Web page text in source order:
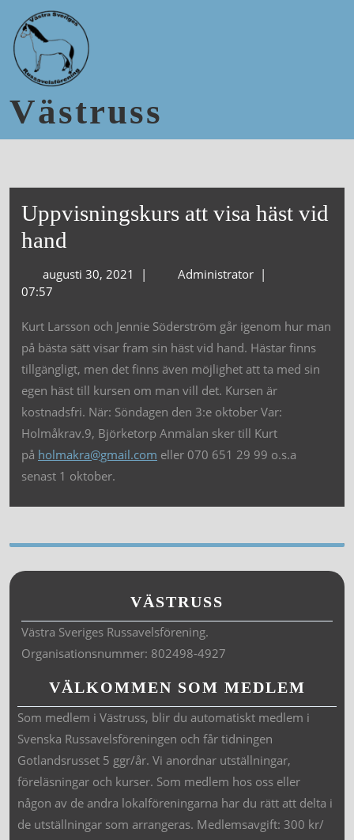
Västruss
Uppvisningskurs att visa häst vid
hand
augusti 30, 2021 | Administrator |
07:57
Kurt Larsson och Jennie Söderström går igenom hur man
på bästa sätt visar fram sin häst vid hand. Hästar finns
tillgängligt, men det finns även möjlighet att ta med sin
egen häst till kursen om man vill det. Kursen är
kostnadsfri. När: Söndagen den 3:e oktober Var:
Holmåkrav.9, Björketorp Anmälan sker till Kurt
på holmakra@gmail.com eller 070 651 29 99 o.s.a
senast 1 oktober.
VÄSTRUSS
Västra Sveriges Russavelsförening.
Organisationsnummer: 802498-4927
VÄLKOMMEN SOM MEDLEM
Som medlem i Västruss, blir du automatiskt medlem i
Svenska Russavelsföreningen och får tidningen
Gotlandsrusset 5 ggr/år. Vi anordnar utställningar,
föreläsningar och kurser. Som medlem hos oss eller
någon av de andra lokalföreningarna har du rätt att delta i
de utställningar som arrangeras. Medlemsavgift: 300 kr/